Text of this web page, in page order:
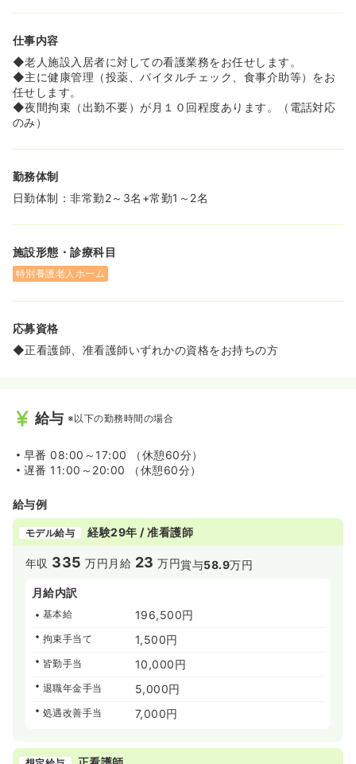
仕事内容
◆老人施設入居者に対しての看護業務をお任せします。
◆主に健康管理（投薬、バイタルチェック、食事介助等）をお
任せします。
◆夜間拘束（出勤不要）が月１０回程度あります。（電話対応
のみ）
勤務体制
日勤体制：非常勤2～3名+常勤1～2名
施設形態・診療科目
特別養護老人ホーム
応募資格
◆正看護師、准看護師いずれかの資格をお持ちの方
給与 ※以下の勤務時間の場合
早番 08:00～17:00 （休憩60分）
遅番 11:00～20:00 （休憩60分）
給与例
モデル給与 経験29年 / 准看護師
年収 335 万円 月給 23 万円賞与58.9万円
月給内訳
基本給 196,500円
拘束手当て 1,500円
皆勤手当 10,000円
退職年金手当 5,000円
処遇改善手当 7,000円